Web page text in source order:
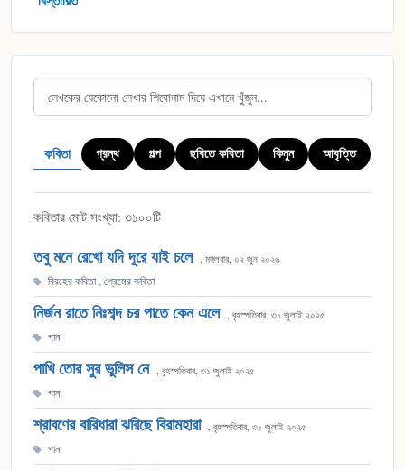
কবিতা গ্রন্থ গল্প ছবিতে কবিতা কিনুন আবৃত্তি
কবিতার মোট সংখ্যা: ৩১০০টি
তবু মনে রেখো যদি দূরে যাই চলে , মঙ্গলবার, ০২ জুন ২০২৬
বিরহের কবিতা, প্রেমের কবিতা
নির্জন রাতে নিঃশব্দ চর পাতে কেন এলে , বৃহস্পতিবার, ৩১ জুলাই ২০২৫
গান
পাখি তোর সুর ভুলিস নে , বৃহস্পতিবার, ৩১ জুলাই ২০২৫
গান
শ্রাবণের বারিধারা ঝরিছে বিরামহারা , বৃহস্পতিবার, ৩১ জুলাই ২০২৫
গান